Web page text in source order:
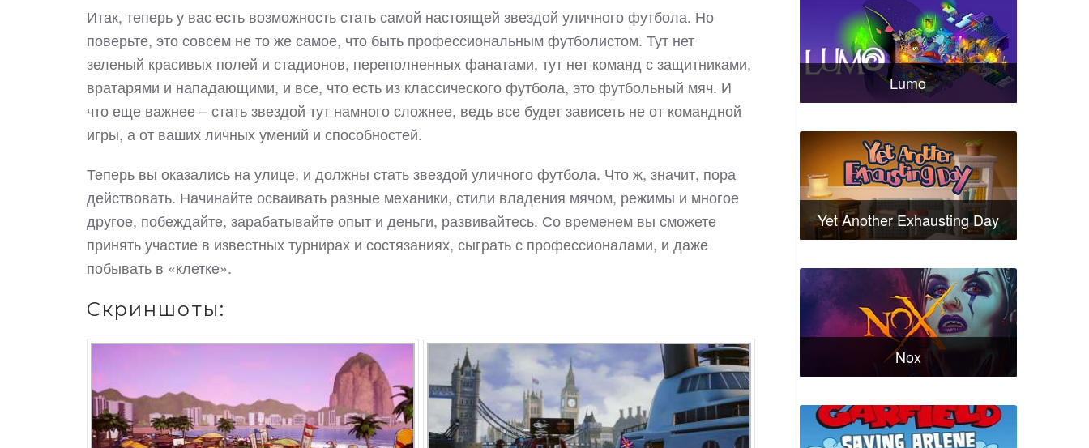
Итак, теперь у вас есть возможность стать самой настоящей звездой уличного футбола. Но
поверьте, это совсем не то же самое, что быть профессиональным футболистом. Тут нет
зеленый красивых полей и стадионов, переполненных фанатами, тут нет команд с защитниками,
вратарями и нападающими, и все, что есть из классического футбола, это футбольный мяч. И
что еще важнее – стать звездой тут намного сложнее, ведь все будет зависеть не от командной
игры, а от ваших личных умений и способностей.
Теперь вы оказались на улице, и должны стать звездой уличного футбола. Что ж, значит, пора
действовать. Начинайте осваивать разные механики, стили владения мячом, режимы и многое
другое, побеждайте, зарабатывайте опыт и деньги, развивайтесь. Со временем вы сможете
принять участие в известных турнирах и состязаниях, сыграть с профессионалами, и даже
побывать в «клетке».
Скриншоты:
Lumo
Yet Another Exhausting Day
Nox